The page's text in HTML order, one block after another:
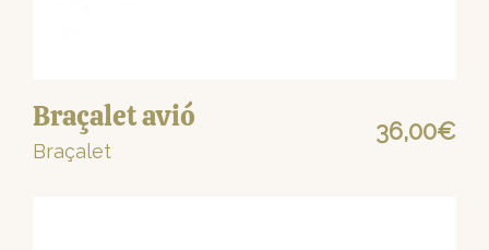
Braçalet avió
Braçalet
36,00€